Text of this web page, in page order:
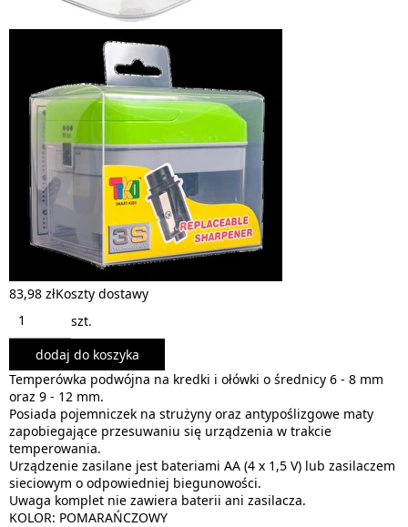
83,98 złKoszty dostawy
szt.
dodaj do koszyka
Temperówka podwójna na kredki i ołówki o średnicy 6 - 8 mm
oraz 9 - 12 mm.
Posiada pojemniczek na strużyny oraz antypoślizgowe maty
zapobiegające przesuwaniu się urządzenia w trakcie
temperowania.
Urządzenie zasilane jest bateriami AA (4 x 1,5 V) lub zasilaczem
sieciowym o odpowiedniej biegunowości.
Uwaga komplet nie zawiera baterii ani zasilacza.
KOLOR: POMARAŃCZOWY